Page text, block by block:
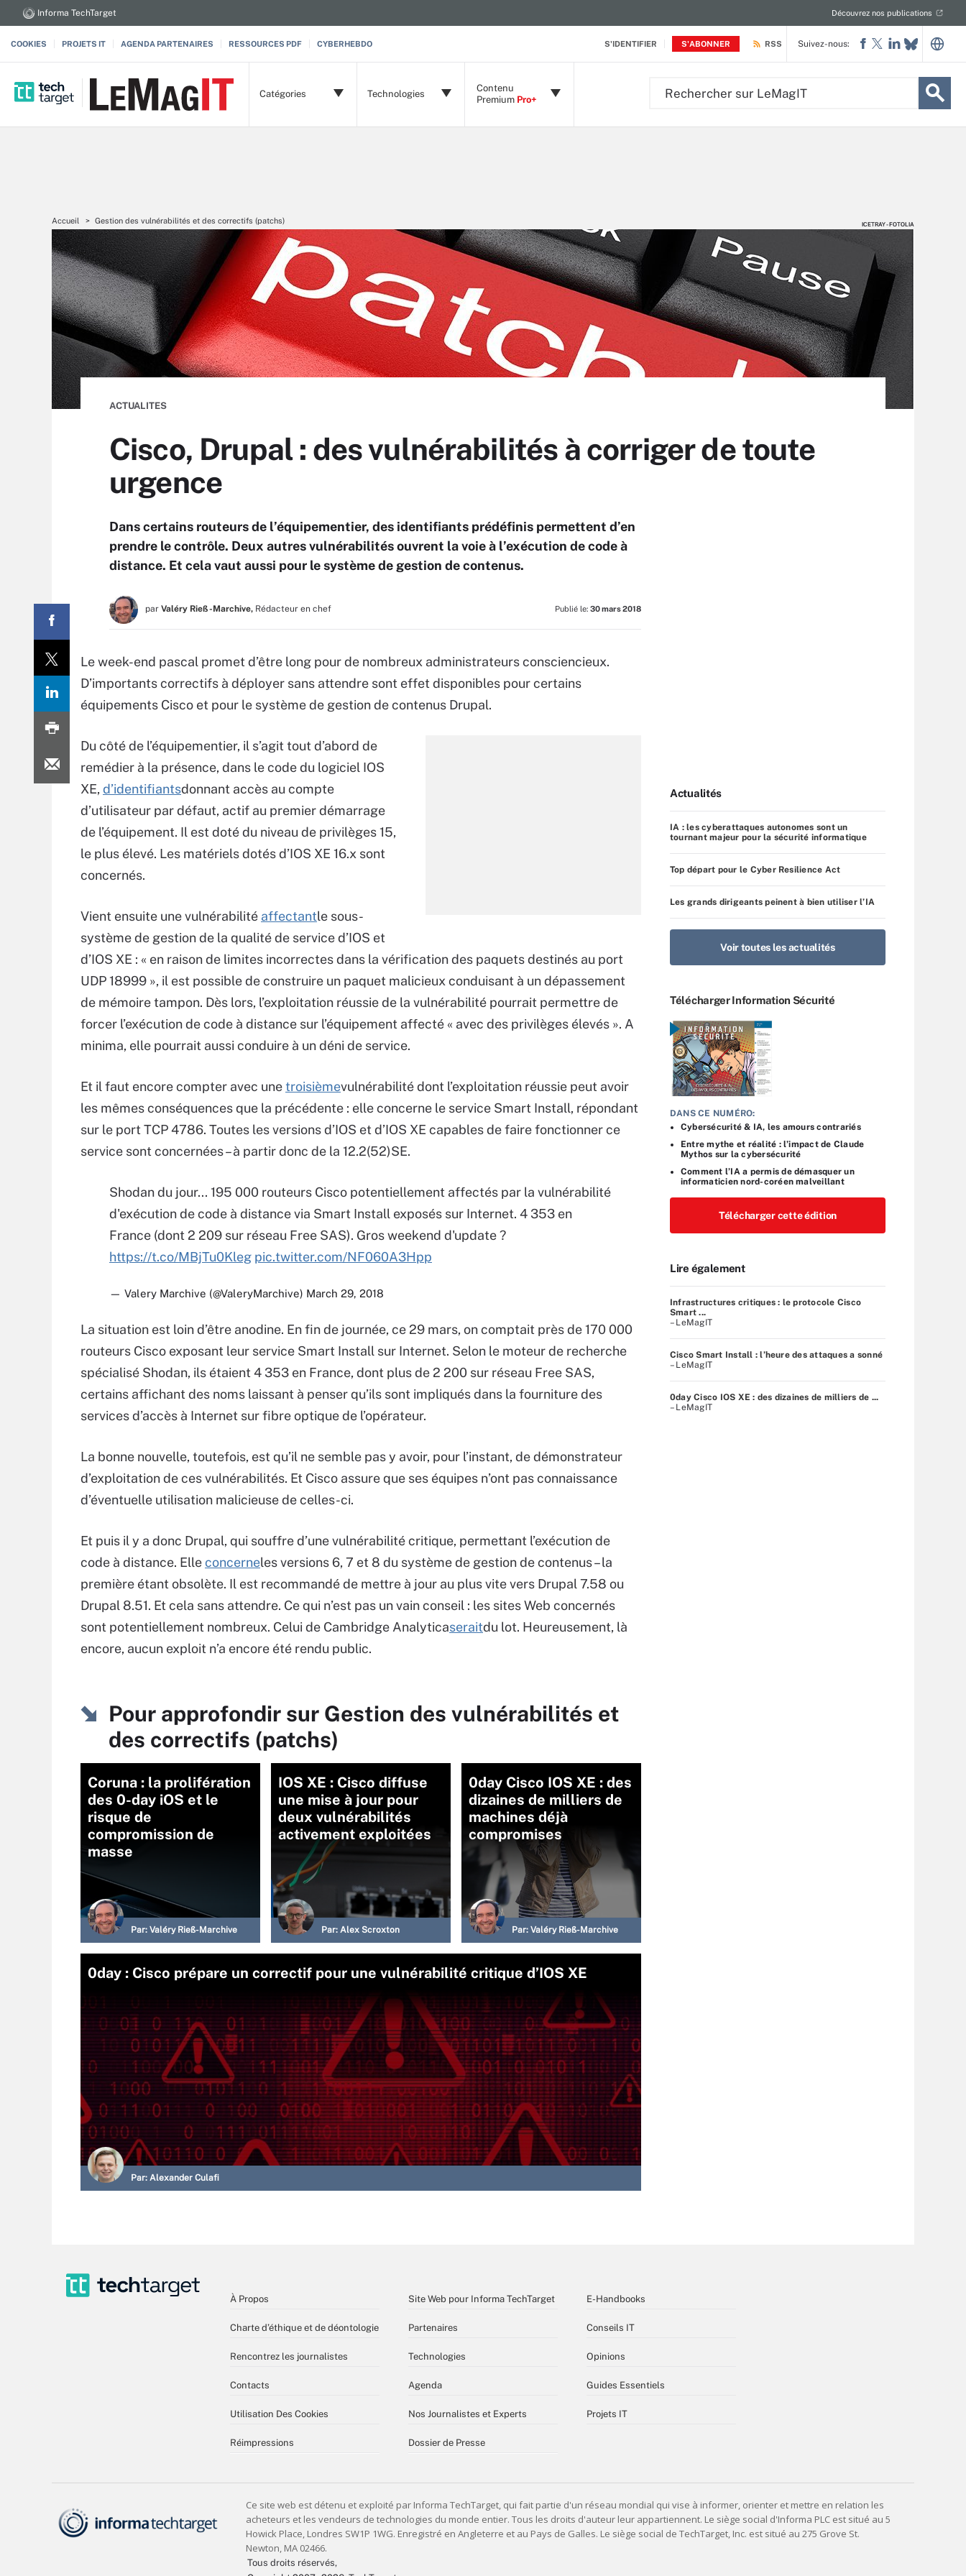
S'IDENTIFIER S'ABONNER
Informa TechTarget Découvrez nos publications
COOKIES PROJETS IT AGENDA PARTENAIRES RESSOURCES PDF CYBERHEBDO RSS
Catégories Technologies
Contenu
Premium Pro+
Suivez-nous:
Accueil Gestion des vulnérabilités et des correctifs (patchs) ICETRAY - FOTOLIA
ICETRAY - FOTOLIA
ACTUALITES
Cisco, Drupal : des vulnérabilités à corriger de toute
urgence
Dans certains routeurs de l’équipementier, des identifiants prédéfinis permettent d’en
prendre le contrôle. Deux autres vulnérabilités ouvrent la voie à l’exécution de code à
distance. Et cela vaut aussi pour le système de gestion de contenus.
par Valéry Rieß-Marchive, Rédacteur en chef Publié le: 30 mars 2018
Le week-end pascal promet d’être long pour de nombreux administrateurs consciencieux.
D’importants correctifs à déployer sans attendre sont effet disponibles pour certains
équipements Cisco et pour le système de gestion de contenus Drupal.
Du côté de l’équipementier, il s’agit tout d’abord de
remédier à la présence, dans le code du logiciel IOS
XE, d’identifiantsdonnant accès au compte
d’utilisateur par défaut, actif au premier démarrage
de l’équipement. Il est doté du niveau de privilèges 15,
le plus élevé. Les matériels dotés d’IOS XE 16.x sont
concernés.
Vient ensuite une vulnérabilité affectantle sous-
système de gestion de la qualité de service d’IOS et
d’IOS XE : « en raison de limites incorrectes dans la vérification des paquets destinés au port
UDP 18999 », il est possible de construire un paquet malicieux conduisant à un dépassement
de mémoire tampon. Dès lors, l’exploitation réussie de la vulnérabilité pourrait permettre de
forcer l’exécution de code à distance sur l’équipement affecté « avec des privilèges élevés ». A
minima, elle pourrait aussi conduire à un déni de service.
Et il faut encore compter avec unetroisièmevulnérabilité dont l’exploitation réussie peut avoir
les mêmes conséquences que la précédente : elle concerne le service Smart Install, répondant
sur le port TCP 4786. Toutes les versions d’IOS et d’IOS XE capables de faire fonctionner ce
service sont concernées – à partir donc de la 12.2(52)SE.
Shodan du jour... 195 000 routeurs Cisco potentiellement affectés par la vulnérabilité
d'exécution de code à distance via Smart Install exposés sur Internet. 4 353 en
France (dont 2 209 sur réseau Free SAS). Gros weekend d'update ?
https://t.co/MBjTu0Kleg pic.twitter.com/NF060A3Hpp
— Valery Marchive (@ValeryMarchive) March 29, 2018
La situation est loin d’être anodine. En fin de journée, ce 29 mars, on comptait près de 170 000
routeurs Cisco exposant leur service Smart Install sur Internet. Selon le moteur de recherche
spécialisé Shodan, ils étaient 4 353 en France, dont plus de 2 200 sur réseau Free SAS,
certains affichant des noms laissant à penser qu’ils sont impliqués dans la fourniture des
services d’accès à Internet sur fibre optique de l’opérateur.
La bonne nouvelle, toutefois, est qu’il ne semble pas y avoir, pour l’instant, de démonstrateur
d’exploitation de ces vulnérabilités. Et Cisco assure que ses équipes n’ont pas connaissance
d’éventuelle utilisation malicieuse de celles-ci.
Et puis il y a donc Drupal, qui souffre d’une vulnérabilité critique, permettant l’exécution de
code à distance. Elleconcerneles versions 6, 7 et 8 du système de gestion de contenus – la
première étant obsolète. Il est recommandé de mettre à jour au plus vite vers Drupal 7.58 ou
Drupal 8.51. Et cela sans attendre. Ce qui n’est pas un vain conseil : les sites Web concernés
sont potentiellement nombreux. Celui de Cambridge Analyticaseraitdu lot. Heureusement, là
encore, aucun exploit n’a encore été rendu public.
Pour approfondir sur Gestion des vulnérabilités et
des correctifs (patchs)
Coruna : la prolifération
des 0-day iOS et le
risque de
compromission de
masse
Par: Valéry Rieß-Marchive
IOS XE : Cisco diffuse
une mise à jour pour
deux vulnérabilités
activement exploitées
Par: Alex Scroxton
0day Cisco IOS XE : des
dizaines de milliers de
machines déjà
compromises
Par: Valéry Rieß-Marchive
0day : Cisco prépare un correctif pour une vulnérabilité critique d’IOS XE
Par: Alexander Culafi
Actualités
IA : les cyberattaques autonomes sont un
tournant majeur pour la sécurité informatique
Top départ pour le Cyber Resilience Act
Les grands dirigeants peinent à bien utiliser l’IA
Voir toutes les actualités
Télécharger Information Sécurité
DANS CE NUMÉRO:
Cybersécurité & IA, les amours contrariés
Entre mythe et réalité : l’impact de Claude
Mythos sur la cybersécurité
Comment l’IA a permis de démasquer un
informaticien nord-coréen malveillant
Télécharger cette édition
Lire également
Infrastructures critiques : le protocole Cisco
Smart ...
– LeMagIT
Cisco Smart Install : l’heure des attaques a sonné
– LeMagIT
0day Cisco IOS XE : des dizaines de milliers de ...
– LeMagIT
À Propos
Charte d’éthique et de déontologie
Rencontrez les journalistes
Contacts
Utilisation Des Cookies
Réimpressions
Site Web pour Informa TechTarget
Partenaires
Technologies
Agenda
Nos Journalistes et Experts
Dossier de Presse
E-Handbooks
Conseils IT
Opinions
Guides Essentiels
Projets IT
Tous droits réservés,